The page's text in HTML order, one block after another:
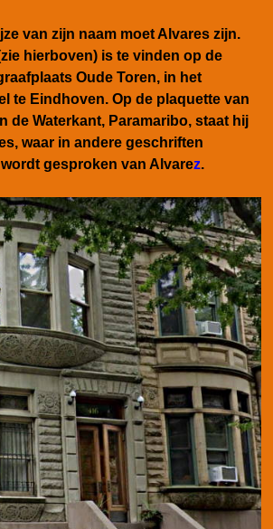
van zijn naam moet Alvares zijn.
hierboven) is te vinden op de
Oude Toren, in het
te Eindhoven. Op de plaquette van
de Waterkant, Paramaribo, staat hij
waar in andere geschriften
gesproken van Alvarez.